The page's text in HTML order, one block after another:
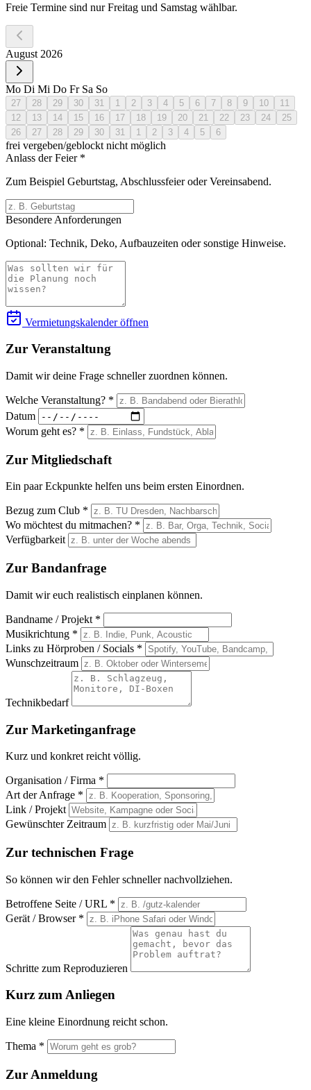
Freie Termine sind nur Freitag und Samstag wählbar.
August 2026
Mo Di Mi Do Fr Sa So
27 28 29 30 31 1 2 3 4 5 6 7 8 9 10
11
12
13 14 15 16 17 18 19 20 21 22 23 24
25
26
27 28 29 30 31 1 2 3 4 5 6
frei vergeben/geblockt nicht möglich
Anlass der Feier *
Zum Beispiel Geburtstag, Abschlussfeier oder Vereinsabend.
Besondere Anforderungen
Optional: Technik, Deko, Aufbauzeiten oder sonstige Hinweise.
Vermietungskalender öffnen
Zur Veranstaltung
Damit wir deine Frage schneller zuordnen können.
Welche Veranstaltung? *
Datum
Worum geht es? *
Zur Mitgliedschaft
Ein paar Eckpunkte helfen uns beim ersten Einordnen.
Bezug zum Club *
Wo möchtest du mitmachen? *
Verfügbarkeit
Zur Bandanfrage
Damit wir euch realistisch einplanen können.
Bandname / Projekt *
Musikrichtung *
Links zu Hörproben / Socials *
Wunschzeitraum
Technikbedarf
Zur Marketinganfrage
Kurz und konkret reicht völlig.
Organisation / Firma *
Art der Anfrage *
Link / Projekt
Gewünschter Zeitraum
Zur technischen Frage
So können wir den Fehler schneller nachvollziehen.
Betroffene Seite / URL *
Gerät / Browser *
Schritte zum Reproduzieren
Kurz zum Anliegen
Eine kleine Einordnung reicht schon.
Thema *
Zur Anmeldung